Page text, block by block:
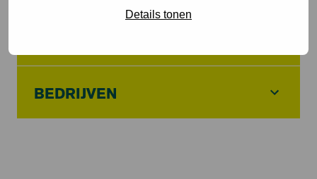
Details tonen
BEDRIJVEN